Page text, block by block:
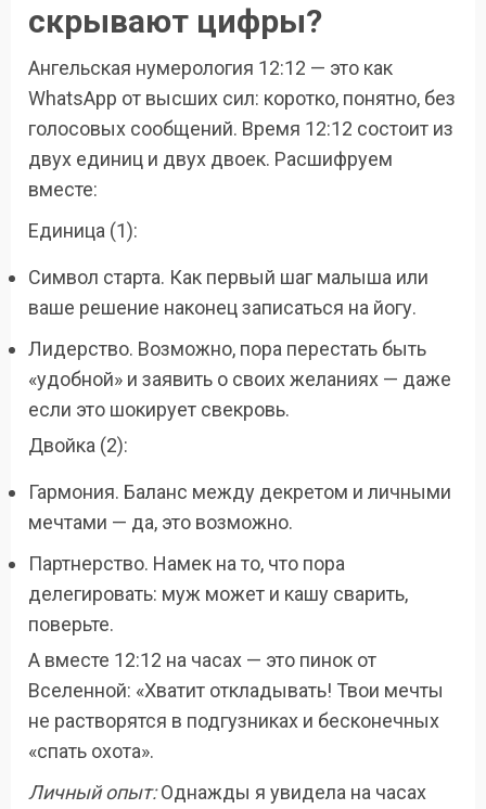
скрывают цифры?
Ангельская нумерология 12:12 — это как
WhatsApp от высших сил: коротко, понятно, без
голосовых сообщений. Время 12:12 состоит из
двух единиц и двух двоек. Расшифруем
вместе:
Единица (1):
Символ старта. Как первый шаг малыша или
ваше решение наконец записаться на йогу.
Лидерство. Возможно, пора перестать быть
«удобной» и заявить о своих желаниях — даже
если это шокирует свекровь.
Двойка (2):
Гармония. Баланс между декретом и личными
мечтами — да, это возможно.
Партнерство. Намек на то, что пора
делегировать: муж может и кашу сварить,
поверьте.
А вместе 12:12 на часах — это пинок от
Вселенной: «Хватит откладывать! Твои мечты
не растворятся в подгузниках и бесконечных
«спать охота».
Личный опыт:Однажды я увидела на часах